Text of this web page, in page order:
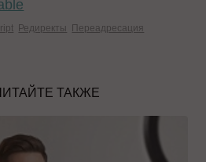
Редиректы Переадресация
ТАКЖЕ